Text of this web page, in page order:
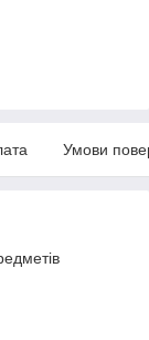
Умови